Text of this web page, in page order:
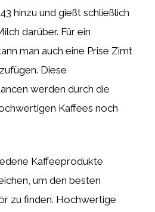
hinzu und gießt schließlich
darüber. Für ein
man auch eine Prise Zimt
Diese
werden durch die
Kaffees noch
Kaffeeprodukte
um den besten
zu finden. Hochwertige